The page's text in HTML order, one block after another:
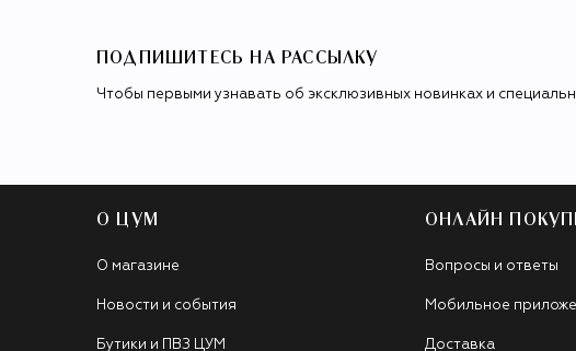
ПОДПИШИТЕСЬ НА РАССЫЛКУ
Чтобы первыми узнавать об эксклюзивных новинках и
О ЦУМ
О магазине
Новости и события
Бутики и ПВЗ ЦУМ
ОНЛАЙН
Вопросы и ответы
Мобильное
Доставка